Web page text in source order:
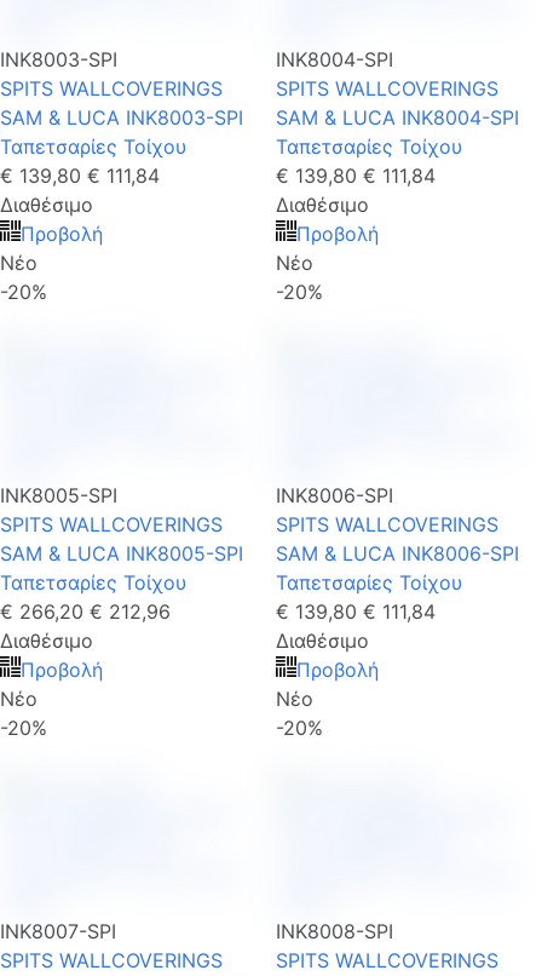
INK8003-SPI
SPITS WALLCOVERINGS
SAM & LUCA INK8003-SPI
Ταπετσαρίες Τοίχου
€ 139,80 € 111,84
Διαθέσιμο
Προβολή
Νέο
-20%
INK8004-SPI
SPITS WALLCOVERINGS
SAM & LUCA INK8004-SPI
Ταπετσαρίες Τοίχου
€ 139,80 € 111,84
Διαθέσιμο
Προβολή
Νέο
-20%
INK8005-SPI
SPITS WALLCOVERINGS
SAM & LUCA INK8005-SPI
Ταπετσαρίες Τοίχου
€ 266,20 € 212,96
Διαθέσιμο
Προβολή
Νέο
-20%
INK8006-SPI
SPITS WALLCOVERINGS
SAM & LUCA INK8006-SPI
Ταπετσαρίες Τοίχου
€ 139,80 € 111,84
Διαθέσιμο
Προβολή
Νέο
-20%
INK8007-SPI
SPITS WALLCOVERINGS
INK8008-SPI
SPITS WALLCOVERINGS